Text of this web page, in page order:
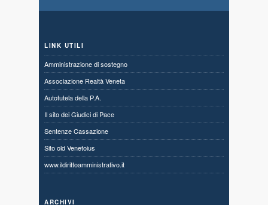
LINK UTILI
Amministrazione di sostegno
Associazione Realtà Veneta
Autotutela della P.A.
Il sito dei Giudici di Pace
Sentenze Cassazione
Sito old Venetoius
www.ildirittoamministrativo.it
ARCHIVI